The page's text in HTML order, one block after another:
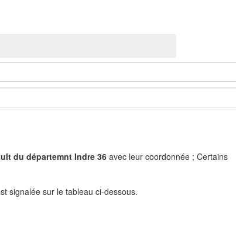
du départemnt Indre 36 avec leur coordonnée ; Certains
signalée sur le tableau ci-dessous.